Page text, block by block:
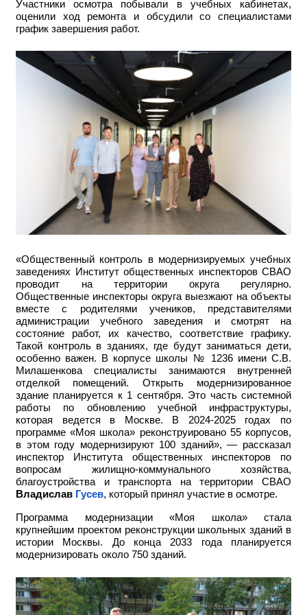
Участники осмотра побывали в учебных кабинетах,
оценили ход ремонта и обсудили со специалистами
график завершения работ.
«Общественный контроль в модернизируемых учебных
заведениях Институт общественных инспекторов СВАО
проводит на территории округа регулярно.
Общественные инспекторы округа выезжают на объекты
вместе с родителями учеников, представителями
администрации учебного заведения и смотрят на
состояние работ, их качество, соответствие графику.
Такой контроль в зданиях, где будут заниматься дети,
особенно важен. В корпусе школы № 1236 имени С.В.
Милашенкова специалисты занимаются внутренней
отделкой помещений. Открыть модернизированное
здание планируется к 1 сентября. Это часть системной
работы по обновлению учебной инфраструктуры,
которая ведется в Москве. В 2024-2025 годах по
программе «Моя школа» реконструировано 55 корпусов,
в этом году модернизируют 100 зданий», — рассказал
инспектор Института общественных инспекторов по
вопросам жилищно-коммунального хозяйства,
благоустройства и транспорта на территории СВАО
Владислав Гусев, который принял участие в осмотре.
Программа модернизации «Моя школа» стала
крупнейшим проектом реконструкции школьных зданий в
истории Москвы. До конца 2033 года планируется
модернизировать около 750 зданий.